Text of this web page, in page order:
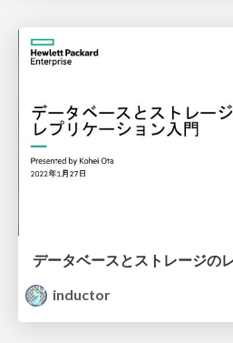
inductor